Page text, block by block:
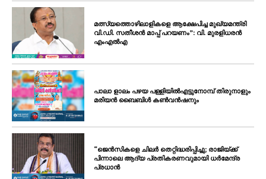
മത്സ്യത്തൊഴിലാളികളെ ആക്ഷേപിച്ച മുഖ്യമന്ത്രി
വി.ഡി. സതീശൻ മാപ്പ് പറയണം”: വി. മുരളിധരൻ
എംഎൽഎ
പാലാ ളാലം പഴയ പള്ളിയിൽഎട്ടുനോമ്പ് തിരുനാളും
മരിയൻ ബൈബിൾ കൺവൻഷനും
“ജെൻസികളെ ചിലർ തെറ്റിദ്ധരിപ്പിച്ചു; രാജിയ്ക്ക്
പിന്നാലെ ആദ്യ പ്രതികരണവുമായി ധർമേന്ദ്ര
പ്രധാൻ